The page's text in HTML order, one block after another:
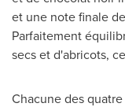
et une note finale
Parfaitement
secs et d'abricots,
Chacune des